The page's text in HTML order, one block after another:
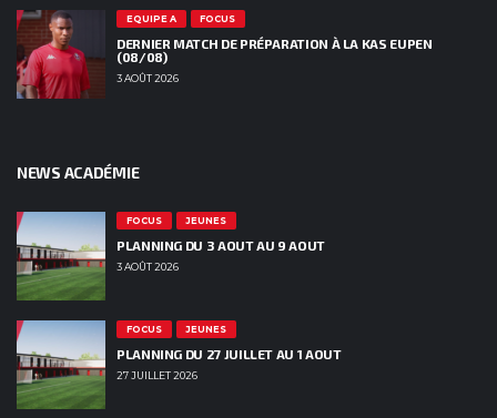
EQUIPE A FOCUS
DERNIER MATCH DE PRÉPARATION À LA KAS EUPEN
(08/08)
3 AOÛT 2026
NEWS ACADÉMIE
FOCUS JEUNES
PLANNING DU 3 AOUT AU 9 AOUT
3 AOÛT 2026
FOCUS JEUNES
PLANNING DU 27 JUILLET AU 1 AOUT
27 JUILLET 2026